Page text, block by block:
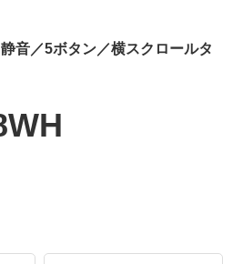
／5ボタン／横スクロールタ